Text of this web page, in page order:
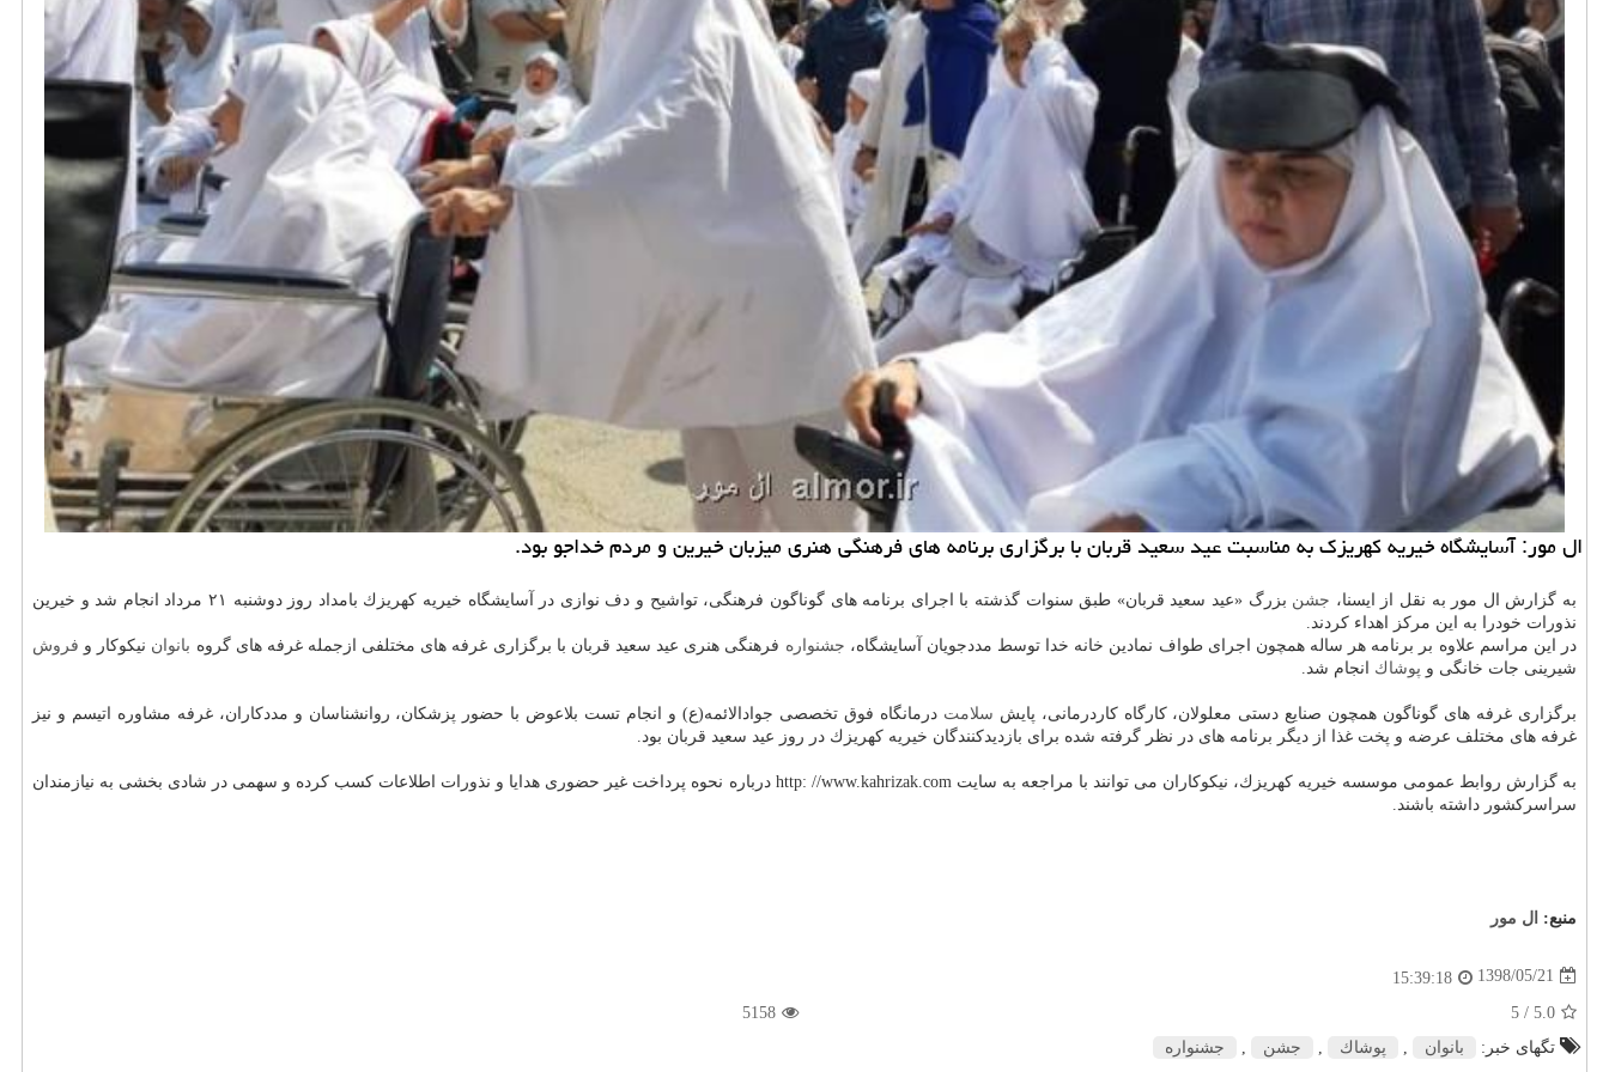
ال مور: آسایشگاه خیریه كهریزك به مناسبت عید سعید قربان با برگزاری برنامه های فرهنگی هنری میزبان خیرین و مردم خداجو بود.
به گزارش ال مور به نقل از ایسنا، جشن
بزرگ «عید سعید قربان» طبق سنوات گذشته با اجرای برنامه های گوناگون فرهنگی، تواشیح و دف نوازی در آسایشگاه خیریه كهریزك بامداد روز دوشنبه ۲۱ مرداد انجام شد و خیرین
نذورات خودرا به این مركز اهداء كردند.
در این مراسم علاوه بر برنامه هر ساله همچون اجرای طواف نمادین خانه خدا توسط مددجویان آسایشگاه، جشنواره فرهنگی هنری عید سعید قربان با برگزاری غرفه های مختلفی ازجمله غرفه های گروه بانوان نیكوكار و فروش
شیرینی جات خانگی و پوشاك انجام شد.
برگزاری غرفه های گوناگون همچون صنایع دستی معلولان، كارگاه كاردرمانی، پایش سلامت درمانگاه فوق تخصصی جوادالائمه(ع) و انجام تست بلاعوض با حضور پزشكان، روانشناسان و مددكاران، غرفه مشاوره اتیسم و نیز
غرفه های مختلف عرضه و پخت غذا از دیگر برنامه های در نظر گرفته شده برای بازدیدكنندگان خیریه كهریزك در روز عید سعید قربان بود.
به گزارش روابط عمومی موسسه خیریه كهریزك، نیكوكاران می توانند با مراجعه به سایت http: //www.kahrizak.com درباره نحوه پرداخت غیر حضوری هدایا و نذورات اطلاعات كسب كرده و سهمی در شادی بخشی به نیازمندان
سراسركشور داشته باشند.
منبع: ال مور
1398/05/21
15:39:18
5.0
/ 5
5158
تگهای خبر:
بانوان پوشاك جشن جشنواره